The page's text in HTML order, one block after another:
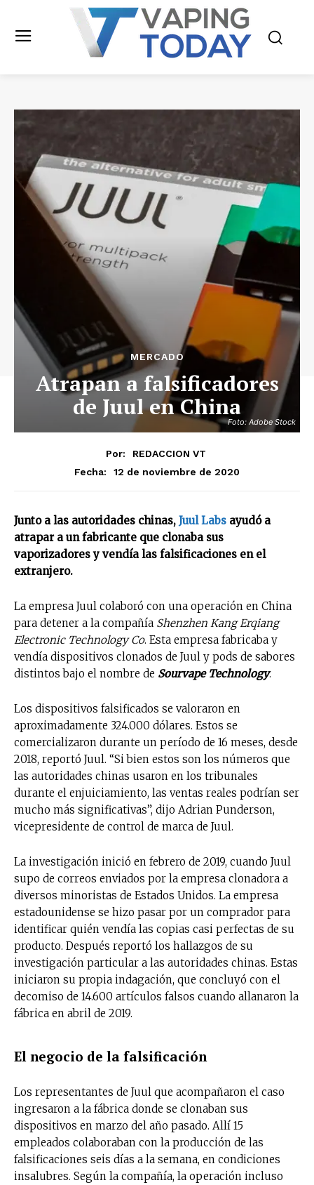
Foto: Adobe Stock
MERCADO
Atrapan a falsificadores
de Juul en China
Por:
REDACCION VT
Fecha:
12 de noviembre de 2020
Junto a las autoridades chinas, Juul Labs ayudó a
atrapar a un fabricante que clonaba sus
vaporizadores y vendía las falsificaciones en el
extranjero.
La empresa Juul colaboró con una operación en China
para detener a la compañía Shenzhen Kang Erqiang
Electronic Technology Co. Esta empresa fabricaba y
vendía dispositivos clonados de Juul y pods de sabores
distintos bajo el nombre de Sourvape Technology.
Los dispositivos falsificados se valoraron en
aproximadamente 324.000 dólares. Estos se
comercializaron durante un período de 16 meses, desde
2018, reportó Juul. “Si bien estos son los números que
las autoridades chinas usaron en los tribunales
durante el enjuiciamiento, las ventas reales podrían ser
mucho más significativas”, dijo Adrian Punderson,
vicepresidente de control de marca de Juul.
La investigación inició en febrero de 2019, cuando Juul
supo de correos enviados por la empresa clonadora a
diversos minoristas de Estados Unidos. La empresa
estadounidense se hizo pasar por un comprador para
identificar quién vendía las copias casi perfectas de su
producto. Después reportó los hallazgos de su
investigación particular a las autoridades chinas. Estas
iniciaron su propia indagación, que concluyó con el
decomiso de 14.600 artículos falsos cuando allanaron la
fábrica en abril de 2019.
El negocio de la falsificación
Los representantes de Juul que acompañaron el caso
ingresaron a la fábrica donde se clonaban sus
dispositivos en marzo del año pasado. Allí 15
empleados colaboraban con la producción de las
falsificaciones seis días a la semana, en condiciones
insalubres. Según la compañía, la operación incluso